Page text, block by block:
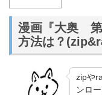
漫画『大奥 第
方法は？
zipや
ンロ